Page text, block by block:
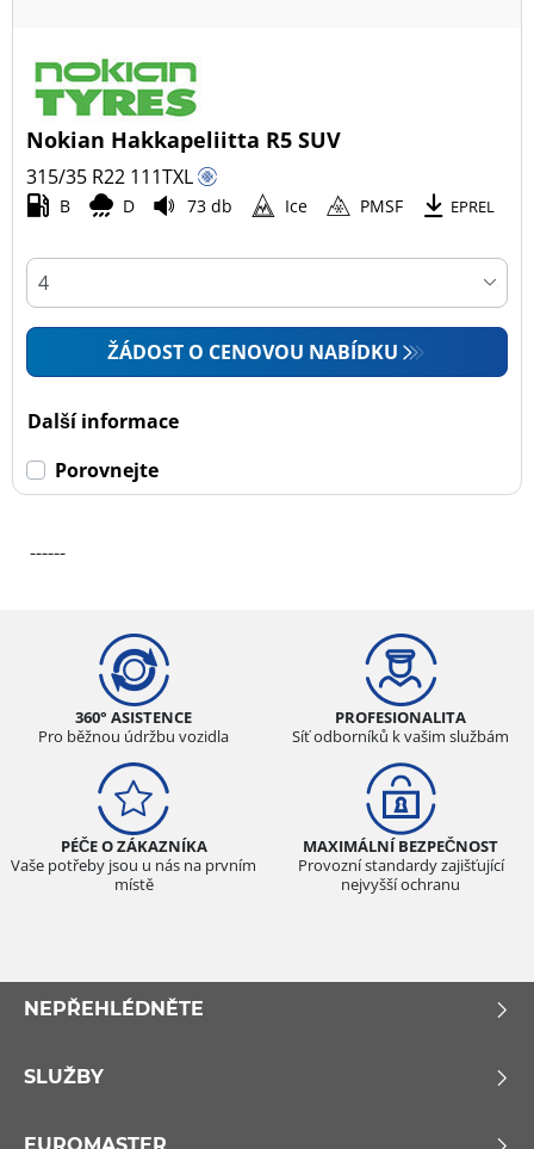
Nokian Hakkapeliitta R5 SUV
315/35 R22 111TXL
B D 73 db Ice PMSF EPREL
ŽÁDOST O CENOVOU NABÍDKU
Další informace
Porovnejte
------
360° ASISTENCE
Pro běžnou údržbu vozidla
PROFESIONALITA
Síť odborníků k vašim službám
PÉČE O ZÁKAZNÍKA
Vaše potřeby jsou u nás na prvním
místě
MAXIMÁLNÍ BEZPEČNOST
Provozní standardy zajišťující
nejvyšší ochranu
NEPŘEHLÉDNĚTE
SLUŽBY